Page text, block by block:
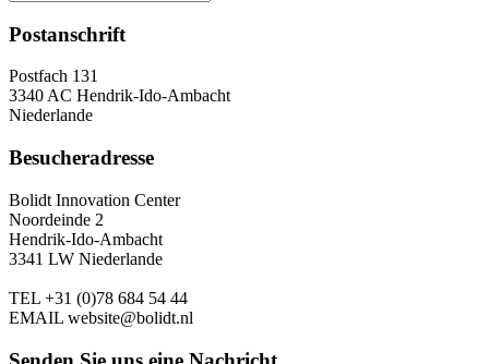
Postanschrift
Postfach 131
3340 AC Hendrik-Ido-Ambacht
Niederlande
Besucheradresse
Bolidt Innovation Center
Noordeinde 2
Hendrik-Ido-Ambacht
3341 LW Niederlande
TEL +31 (0)78 684 54 44
EMAIL website@bolidt.nl